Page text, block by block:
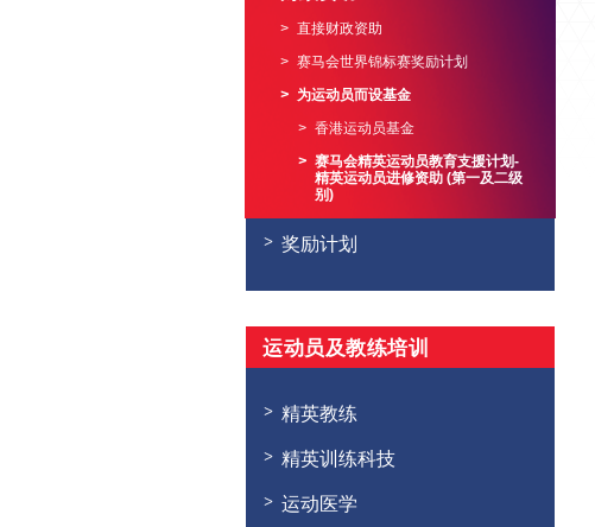
直接财政资助
赛马会世界锦标赛奖励计划
为运动员而设基金
香港运动员基金
赛马会精英运动员教育支援计划-
精英运动员进修资助 (第一及二级
别)
奖励计划
运动员及教练培训
精英教练
精英训练科技
运动医学